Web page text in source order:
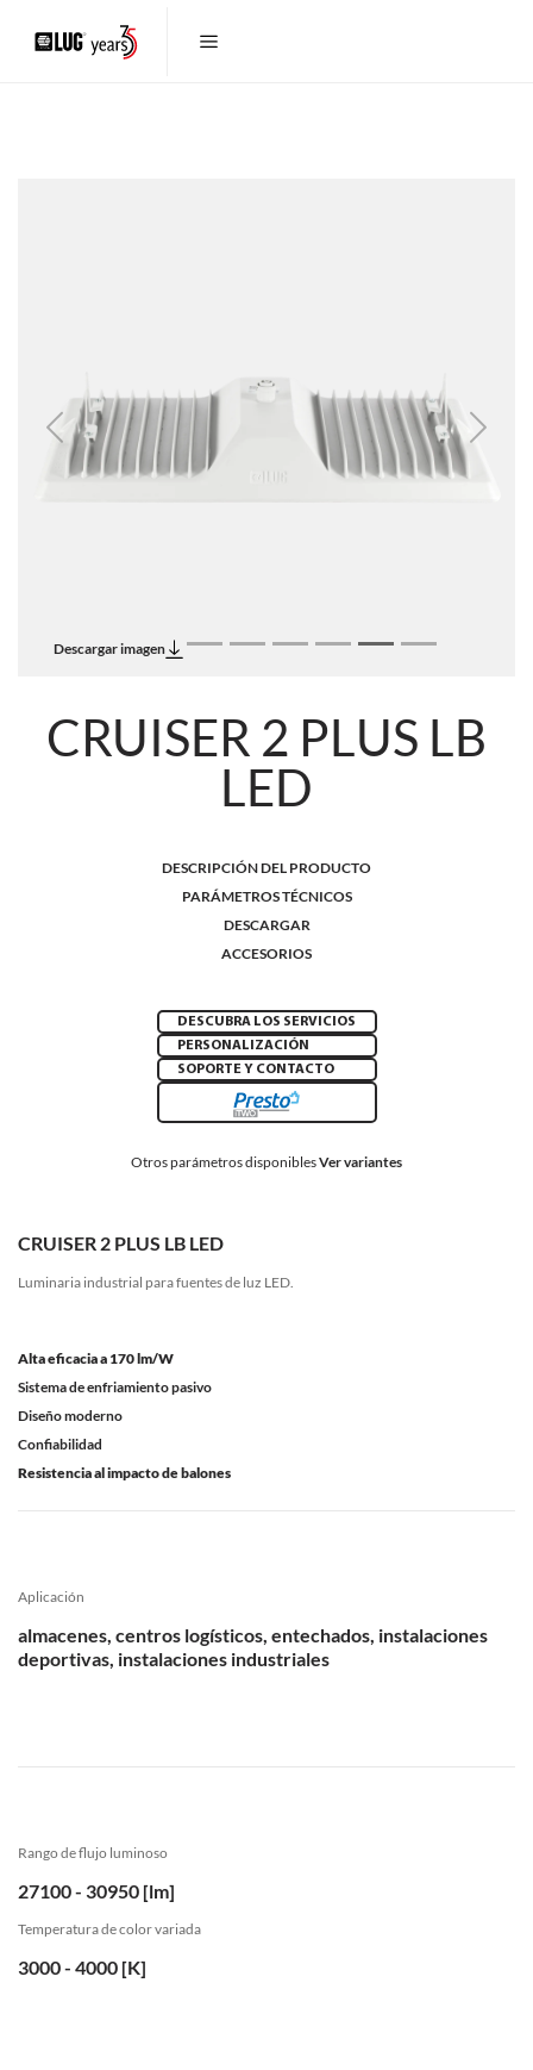
Previous Next
Descargar imagen
CRUISER 2 PLUS LB
LED
DESCRIPCIÓN DEL PRODUCTO
PARÁMETROS TÉCNICOS
DESCARGAR
ACCESORIOS
DESCUBRA LOS SERVICIOS
PERSONALIZACIÓN
SOPORTE Y CONTACTO
Otros parámetros disponiblesVer variantes
CRUISER 2 PLUS LB LED
Luminaria industrial para fuentes de luz LED.
Alta eficacia a 170 lm/W
Sistema de enfriamiento pasivo
Diseño moderno
Confiabilidad
Resistencia al impacto de balones
Aplicación
almacenes, centros logísticos, entechados, instalaciones
deportivas, instalaciones industriales
Rango de flujo luminoso
27100 - 30950 [lm]
Temperatura de color variada
3000 - 4000 [K]